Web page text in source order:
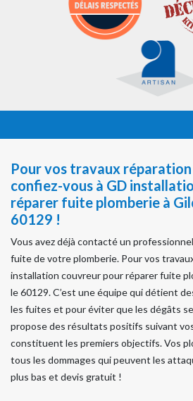
Pour vos travaux
confiez-vous à GD
réparer fuite plomberie à
60129 !
Vous avez déjà contacté un
fuite de votre plomberie. Pour vos
installation couvreur pour réparer fuite
le 60129. C’est une équipe qui détient
les fuites et pour éviter que les dégâts
propose des résultats positifs suivant
constituent les premiers objectifs. Vos
tous les dommages qui peuvent les
plus bas et devis gratuit !